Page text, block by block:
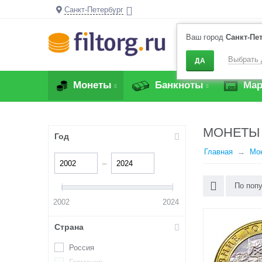
Санкт-Петербург
Ваш город Санкт-
ДА Выбрать
Монеты Банкноты
МОНЕТЫ
Главная
По
Год
–
2002 2024
Страна
Россия